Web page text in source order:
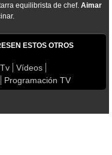
equilibrista de chef. Aimar
ESTOS OTROS
Vídeos
Programación TV